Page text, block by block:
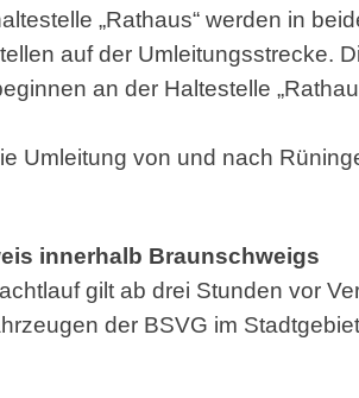
„Rathaus“ werden in
auf der Umleitungsstrecke.
an der Haltestelle
Umleitung von und nach
innerhalb Braunschweigs
gilt ab drei Stunden vor
der BSVG im